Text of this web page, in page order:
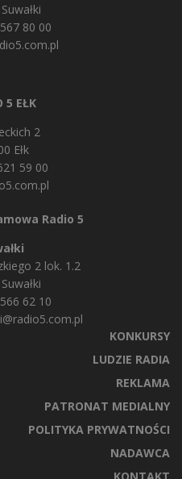
80 00
5 EŁK
2
Ełk
59 00
Radio 5
2 lok. 1.2
62 10
KONKURSY
LUDZIE RADIA
REKLAMA
PATRONAT MEDIALNY
POLITYKA PRYWATNOŚCI
NADAWCA